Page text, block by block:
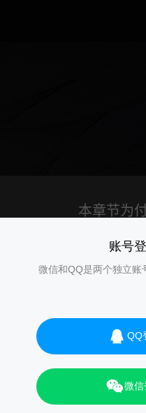
账号
微信和QQ是两个独立账
QQ
微信